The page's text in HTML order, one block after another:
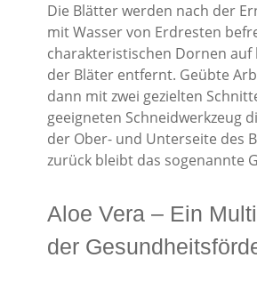
Die Blätter werden nach der
mit Wasser von Erdresten
charakteristischen Dornen auf
der Bläter entfernt. Geübte
dann mit zwei gezielten
geeigneten Schneidwerkzeug
der Ober- und Unterseite des
zurück bleibt das sogenannte
Aloe Vera – Ein
der